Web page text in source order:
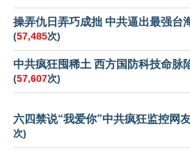
操弄仇日弄巧成拙 中共逼出最强台
(57,485次)
中共疯狂囤稀土 西方国防科技命脉
(57,607次)
六四禁说“我爱你”中共疯狂监控网
次)